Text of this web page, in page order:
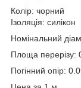
Колір: чорний
Ізоляція: силікон
Номінальний
Площа
Погінний опір: